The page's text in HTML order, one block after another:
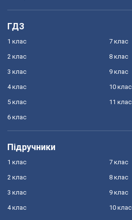
ГДЗ
1 клас
2 клас
3 клас
4 клас
5 клас
6 клас
7 клас
8 клас
9 клас
10 клас
11 клас
Підручники
1 клас
2 клас
3 клас
4 клас
7 клас
8 клас
9 клас
10 клас